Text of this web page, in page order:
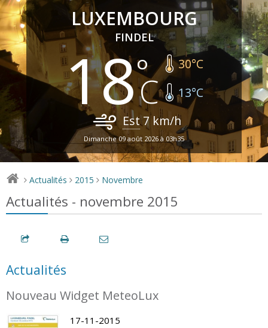
LUXEMBOURG
FINDEL
18 30°C
13°C
Est7 km/h
Dimanche 09 août 2026 à 03h35
> Actualités > 2015 > Novembre
Actualités - novembre 2015
Actualités
Nouveau Widget MeteoLux
17-11-2015